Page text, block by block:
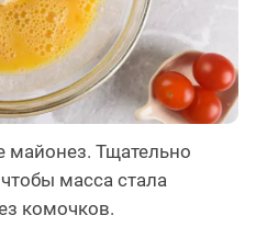
майонез. Тщательно
масса стала
комочков.